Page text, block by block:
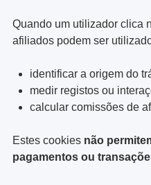
Quando um utilizador clica
afiliados podem ser
identificar a origem do
medir registos ou
calcular comissões de
Estes cookies não
pagamentos ou